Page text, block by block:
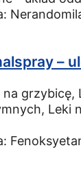
–
grzybicę,
Leki